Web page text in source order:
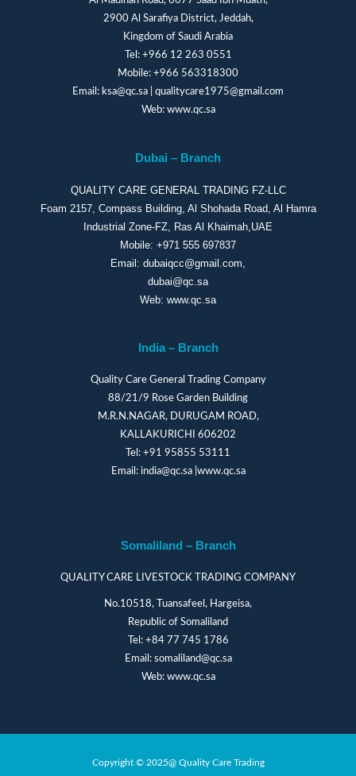
2900 Al Sarafiya District, Jeddah,
Kingdom of Saudi Arabia
Tel: +966 12 263 0551
Mobile: +966 563318300
Email: ksa@qc.sa
qualitycare1975@gmail.com
Web: www.qc.sa
Dubai – Branch
QUALITY CARE GENERAL TRADING FZ-LLC
Foam 2157, Compass Building, Al Shohada Road, Al Hamra
Industrial Zone-FZ, Ras Al Khaimah,UAE
Mobile: +971 555 697837
Email: dubaiqcc@gmail.com,
dubai@qc.sa
Web: www.qc.sa
India – Branch
Quality Care General Trading Company
88/21/9 Rose Garden Building
M.R.N.NAGAR, DURUGAM ROAD,
KALLAKURICHI 606202
Tel: +91 95855 53111
Email: india@qc.sa| www.qc.sa
Somaliland – Branch
QUALITY CARE LIVESTOCK TRADING COMPANY
No.10518, Tuansafeel, Hargeisa,
Republic of Somaliland
Tel: +84 77 745 1786
Email: somaliland@qc.sa
Web: www.qc.sa
Copyright © 2025@ Quality Care Trading